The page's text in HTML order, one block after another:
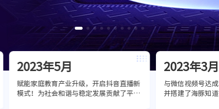
2023年3月
与微信视频号达成了战略合作，链路打通
并搭建了海豚知道微信端知识付费生态，
2023年2月
上线PC端看课功
景，为用户提供了